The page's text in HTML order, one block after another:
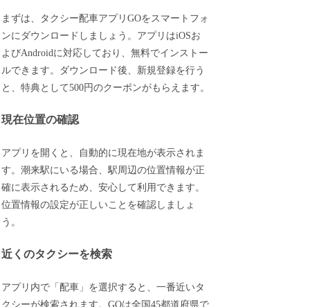
まずは、タクシー配車アプリGOをスマートフォ
ンにダウンロードしましょう。アプリはiOSお
よびAndroidに対応しており、無料でインストー
ルできます。ダウンロード後、新規登録を行う
と、特典として500円のクーポンがもらえます。
現在位置の確認
アプリを開くと、自動的に現在地が表示されま
す。潮来駅にいる場合、駅周辺の位置情報が正
確に表示されるため、安心して利用できます。
位置情報の設定が正しいことを確認しましょ
う。
近くのタクシーを検索
アプリ内で「配車」を選択すると、一番近いタ
クシーが検索されます。GOは全国45都道府県で